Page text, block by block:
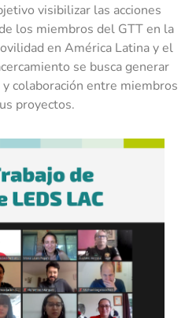
visibilizar las acciones
los miembros del GTT en la
en América Latina y el
se busca generar
colaboración entre miembros
proyectos.